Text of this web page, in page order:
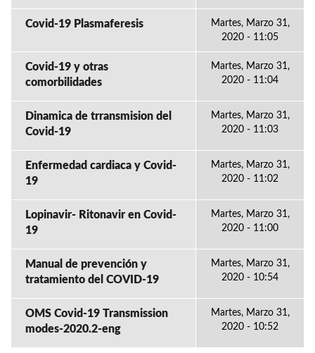
Covid-19 Plasmaferesis
Martes, Marzo 31,
2020 - 11:05
Covid-19 y otras
comorbilidades
Martes, Marzo 31,
2020 - 11:04
Dinamica de trransmision del
Covid-19
Martes, Marzo 31,
2020 - 11:03
Enfermedad cardiaca y Covid-
19
Martes, Marzo 31,
2020 - 11:02
Lopinavir- Ritonavir en Covid-
19
Martes, Marzo 31,
2020 - 11:00
Manual de prevención y
tratamiento del COVID-19
Martes, Marzo 31,
2020 - 10:54
OMS Covid-19 Transmission
modes-2020.2-eng
Martes, Marzo 31,
2020 - 10:52